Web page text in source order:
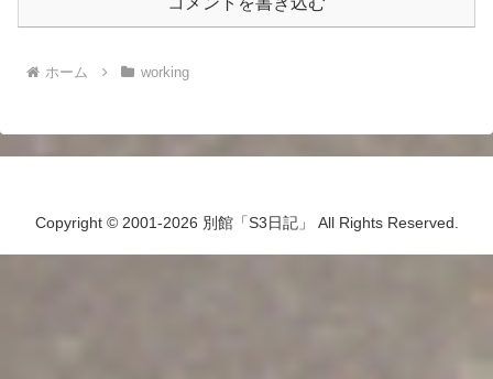
ホーム working
Copyright © 2001-2026 別館「S3日記」 All Rights Reserved.